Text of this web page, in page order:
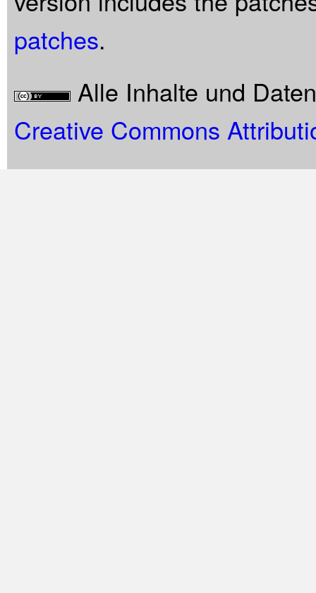
patches.
Alle Inhalte und
Creative Commons